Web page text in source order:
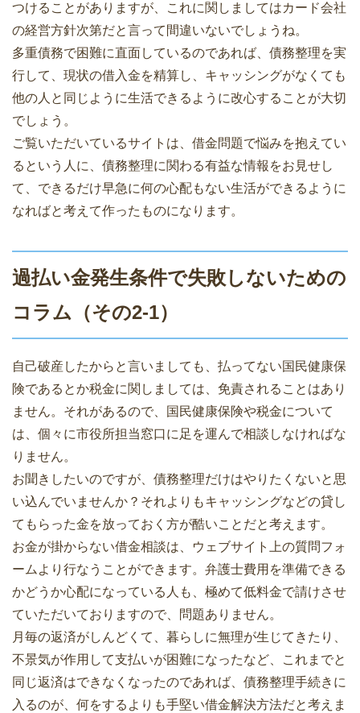
つけることがありますが、これに関しましてはカード会社
の経営方針次第だと言って間違いないでしょうね。
多重債務で困難に直面しているのであれば、債務整理を実
行して、現状の借入金を精算し、キャッシングがなくても
他の人と同じように生活できるように改心することが大切
でしょう。
ご覧いただいているサイトは、借金問題で悩みを抱えてい
るという人に、債務整理に関わる有益な情報をお見せし
て、できるだけ早急に何の心配もない生活ができるように
なればと考えて作ったものになります。
過払い金発生条件で失敗しないための
コラム（その2-1）
自己破産したからと言いましても、払ってない国民健康保
険であるとか税金に関しましては、免責されることはあり
ません。それがあるので、国民健康保険や税金について
は、個々に市役所担当窓口に足を運んで相談しなければな
りません。
お聞きしたいのですが、債務整理だけはやりたくないと思
い込んでいませんか？それよりもキャッシングなどの貸し
てもらった金を放っておく方が酷いことだと考えます。
お金が掛からない借金相談は、ウェブサイト上の質問フォ
ームより行なうことができます。弁護士費用を準備できる
かどうか心配になっている人も、極めて低料金で請けさせ
ていただいておりますので、問題ありません。
月毎の返済がしんどくて、暮らしに無理が生じてきたり、
不景気が作用して支払いが困難になったなど、これまでと
同じ返済はできなくなったのであれば、債務整理手続きに
入るのが、何をするよりも手堅い借金解決方法だと考えま